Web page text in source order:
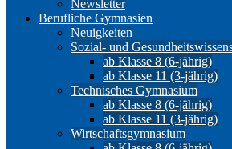
Newsletter
Berufliche Gymnasien
Neuigkeiten
Sozial- und
ab Klasse 8 (6-jährig)
ab Klasse 11 (3-jährig)
Technisches Gymnasium
ab Klasse 8 (6-jährig)
ab Klasse 11 (3-jährig)
Wirtschaftsgymnasium